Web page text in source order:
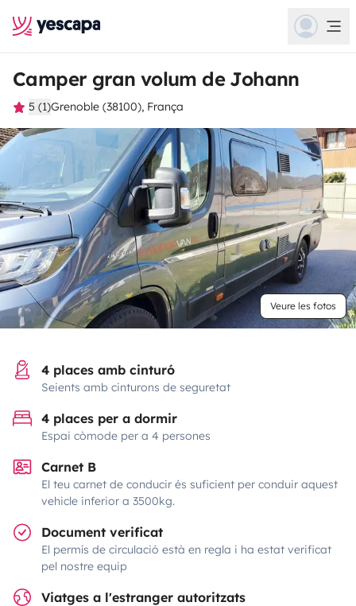
Camper gran volum de Johann
5 (1)Grenoble (38100), França
Veure les fotos
4 places amb cinturó
Seients amb cinturons de seguretat
4 places per a dormir
Espai còmode per a 4 persones
Carnet B
El teu carnet de conducir és suficient per conduir aquest
vehicle inferior a 3500kg.
Document verificat
El permís de circulació està en regla i ha estat verificat
pel nostre equip
Viatges a l'estranger autoritzats